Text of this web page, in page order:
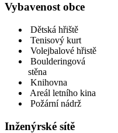
Vybavenost obce
Dětská hřiště
Tenisový kurt
Volejbalové hřistě
Boulderingová
stěna
Knihovna
Areál letního kina
Požární nádrž
Inženýrské sítě